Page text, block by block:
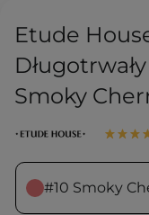
Etude
Smoky
#10 Smoky